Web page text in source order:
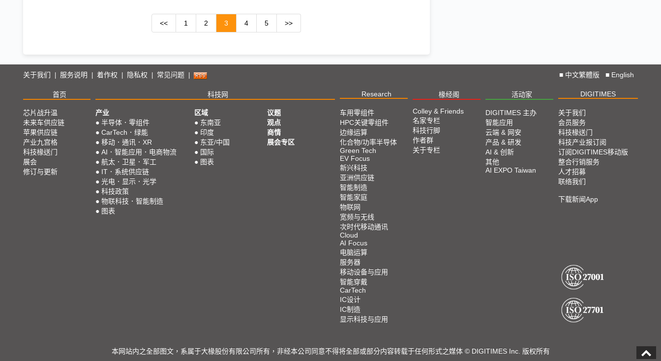
<< 1 2 3 4 5 >>
关于我们 服务说明 着作权 隐私权 常见问题 ■ 中文繁體版 ■ English
首页 科技网 Research 椽经阁 活动家 DIGITIMES
芯片战升温
未来车供应链
苹果供应链
产业九宫格
科技椽送门
展会
修订与更新
产业
● 半导体．零组件
● CarTech．绿能
● 移动．通讯．XR
● AI．智能应用．电商物流
● 航太．卫星．军工
● IT．系统供应链
● 光电．显示．光学
● 科技政策
● 物联科技．智能制造
● 图表
区域
● 东南亚
● 印度
● 东亚/中国
● 国际
● 图表
议题
观点
商情
展会专区
车用零组件
HPC关键零组件
边缘运算
化合物/功率半导体
Green Tech
EV Focus
新兴科技
亚洲供应链
智能制造
智能家庭
物联网
宽频与无线
次时代移动通讯
Cloud
AI Focus
电脑运算
服务器
移动设备与应用
智能穿戴
CarTech
IC设计
IC制造
显示科技与应用
Colley & Friends
名家专栏
科技行脚
作者群
关于专栏
DIGITIMES 主办
智能应用
云端 & 网安
产品 & 研发
AI & 创新
其他
AI EXPO Taiwan
关于我们
会员服务
科技椽送门
科技产业报订阅
订阅DIGITIMES移动版
整合行销服务
人才招募
联络我们
下载新闻App
本网站内之全部图文，系属于大椽股份有限公司所有，非经本公司同意不得将全部或部分内容转载于任何形式之媒体 © DIGITIMES Inc. 版权所有